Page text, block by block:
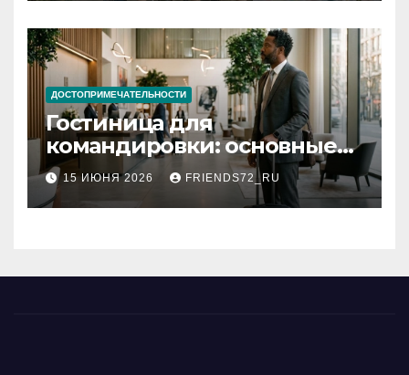
ДОСТОПРИМЕЧАТЕЛЬНОСТИ
Гостиница для
командировки: основные
критерии выбора
15 ИЮНЯ 2026 FRIENDS72_RU